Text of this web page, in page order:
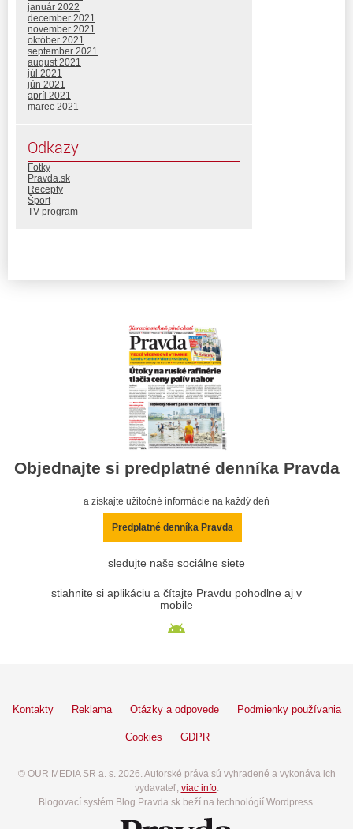
január 2022
december 2021
november 2021
október 2021
september 2021
august 2021
júl 2021
jún 2021
apríl 2021
marec 2021
Odkazy
Fotky
Pravda.sk
Recepty
Šport
TV program
Objednajte si predplatné denníka Pravda
a získajte užitočné informácie na každý deň
Predplatné denníka Pravda
sledujte naše sociálne siete
stiahnite si aplikáciu a čítajte Pravdu pohodlne aj v
mobile
Kontakty Reklama Otázky a odpovede Podmienky používania
Cookies GDPR
© OUR MEDIA SR a. s. 2026. Autorské práva sú vyhradené a vykonáva ich
vydavateľ, viac info.
Blogovací systém Blog.Pravda.sk beží na technológií Wordpress.